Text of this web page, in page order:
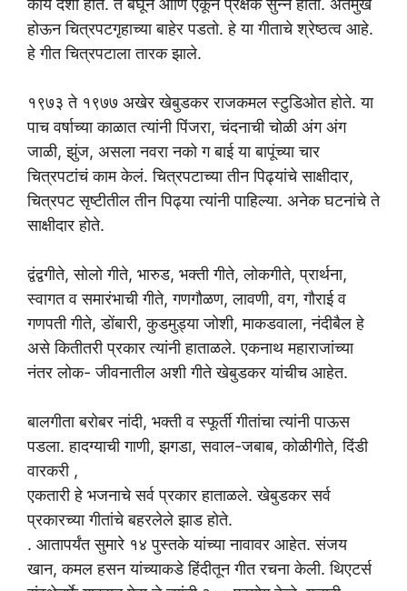
काय दशा होते. ते बघून आणि ऐकून प्रेक्षक सुन्न होतो. अंतर्मुख
होऊन चित्रपटगृहाच्या बाहेर पडतो. हे या गीताचे श्रेष्ठत्व आहे.
हे गीत चित्रपटाला तारक झाले.
१९७३ ते १९७७ अखेर खेबुडकर राजकमल स्टुडिओत होते. या
पाच वर्षाच्या काळात त्यांनी पिंजरा, चंदनाची चोळी अंग अंग
जाळी, झुंज, असला नवरा नको ग बाई या बापूंच्या चार
चित्रपटांचं काम केलं. चित्रपटाच्या तीन पिढ्यांचे साक्षीदार,
चित्रपट सृष्टीतील तीन पिढ्या त्यांनी पाहिल्या. अनेक घटनांचे ते
साक्षीदार होते.
द्वंद्वगीते, सोलो गीते, भारुड, भक्ती गीते, लोकगीते, प्रार्थना,
स्वागत व समारंभाची गीते, गणगौळण, लावणी, वग, गौराई व
गणपती गीते, डोंबारी, कुडमुड्या जोशी, माकडवाला, नंदीबैल हे
असे कितीतरी प्रकार त्यांनी हाताळले. एकनाथ महाराजांच्या
नंतर लोक- जीवनातील अशी गीते खेबुडकर यांचीच आहेत.
बालगीता बरोबर नांदी, भक्ती व स्फूर्ती गीतांचा त्यांनी पाऊस
पडला. हादग्याची गाणी, झगडा, सवाल-जबाब, कोळीगीते, दिंडी
वारकरी ,
एकतारी हे भजनाचे सर्व प्रकार हाताळले. खेबुडकर सर्व
प्रकारच्या गीतांचे बहरलेले झाड होते.
‌. आतापर्यंत सुमारे १४ पुस्तके यांच्या नावावर आहेत. संजय
खान, कमल हसन यांच्याकडे हिंदीतून गीत रचना केली. थिएटर्स